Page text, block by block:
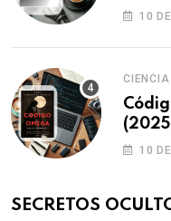
10
10
SECRETOS